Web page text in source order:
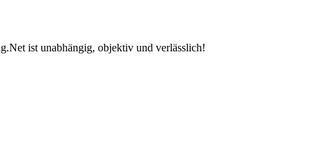
ist unabhängig, objektiv und verlässlich!